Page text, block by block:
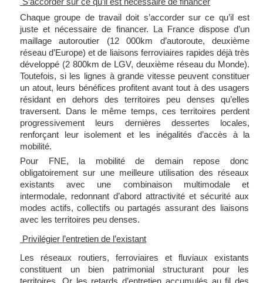
Chaque groupe de travail doit s’accorder sur ce qu’il est
juste et nécessaire de financer. La France dispose d’un
maillage autoroutier (12 000km d’autoroute, deuxième
réseau d’Europe) et de liaisons ferroviaires rapides déjà très
développé (2 800km de LGV, deuxième réseau du Monde).
Toutefois, si les lignes à grande vitesse peuvent constituer
un atout, leurs bénéfices profitent avant tout à des usagers
résidant en dehors des territoires peu denses qu’elles
traversent. Dans le même temps, ces territoires perdent
progressivement leurs dernières dessertes locales,
renforçant leur isolement et les inégalités d’accès à la
mobilité.
Pour FNE, la mobilité de demain repose donc
obligatoirement sur une meilleure utilisation des réseaux
existants avec une combinaison multimodale et
intermodale, redonnant d’abord attractivité et sécurité aux
modes actifs, collectifs ou partagés assurant des liaisons
avec les territoires peu denses.
Privilégier l’entretien de l’existant
Les réseaux routiers, ferroviaires et fluviaux existants
constituent un bien patrimonial structurant pour les
territoires. Or les retards d’entretien accumulés au fil des